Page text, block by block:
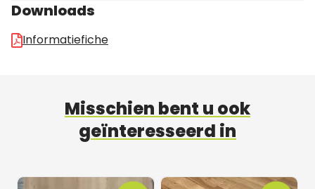
Downloads
Informatiefiche
Misschien bent u ook
geïnteresseerd in